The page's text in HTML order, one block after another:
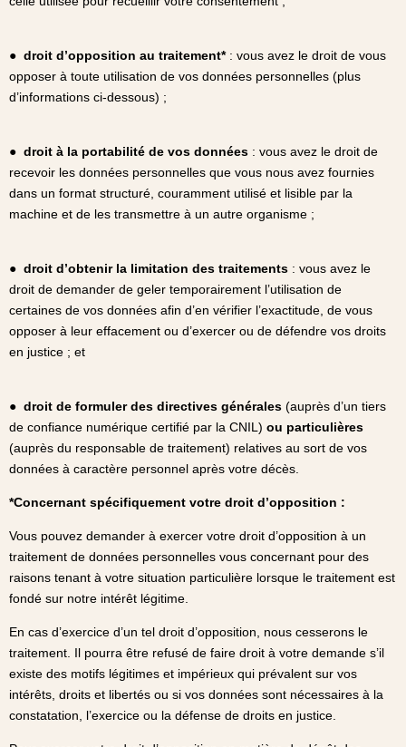
● droit d’opposition au traitement*: vous avez le droit de vous
opposer à toute utilisation de vos données personnelles (plus
d’informations ci-dessous) ;
● droit à la portabilité de vos données : vous avez le droit de
recevoir les données personnelles que vous nous avez fournies
dans un format structuré, couramment utilisé et lisible par la
machine et de les transmettre à un autre organisme ;
● droit d’obtenir la limitation des traitements : vous avez le
droit de demander de geler temporairement l’utilisation de
certaines de vos données afin d’en vérifier l’exactitude, de vous
opposer à leur effacement ou d’exercer ou de défendre vos droits
en justice ; et
● droit de formuler des directives générales (auprès d’un tiers
de confiance numérique certifié par la CNIL) ou particulières
(auprès du responsable de traitement) relatives au sort de vos
données à caractère personnel après votre décès.
*Concernant spécifiquement votre droit d’opposition :
Vous pouvez demander à exercer votre droit d’opposition à un
traitement de données personnelles vous concernant pour des
raisons tenant à votre situation particulière lorsque le traitement est
fondé sur notre intérêt légitime.
En cas d’exercice d’un tel droit d’opposition, nous cesserons le
traitement. Il pourra être refusé de faire droit à votre demande s’il
existe des motifs légitimes et impérieux qui prévalent sur vos
intérêts, droits et libertés ou si vos données sont nécessaires à la
constatation, l’exercice ou la défense de droits en justice.